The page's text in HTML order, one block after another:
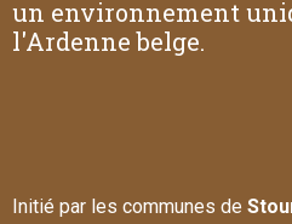
un environnement
l'Ardenne belge.
Initié par les communes de